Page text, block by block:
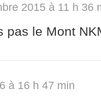
2015 à 11 h 36
pas le Mont
à 16 h 47 min